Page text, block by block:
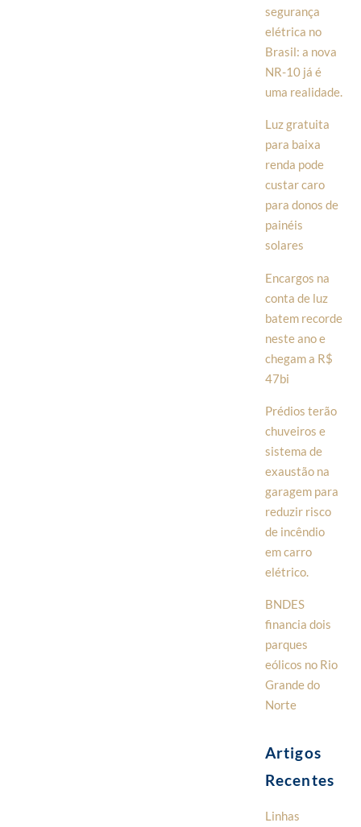
segurança
elétrica no
Brasil: a nova
NR-10 já é
uma realidade.
Luz gratuita
para baixa
renda pode
custar caro
para donos de
painéis
solares
Encargos na
conta de luz
batem recorde
neste ano e
chegam a R$
47bi
Prédios terão
chuveiros e
sistema de
exaustão na
garagem para
reduzir risco
de incêndio
em carro
elétrico.
BNDES
financia dois
parques
eólicos no Rio
Grande do
Norte
Artigos
Recentes
Linhas